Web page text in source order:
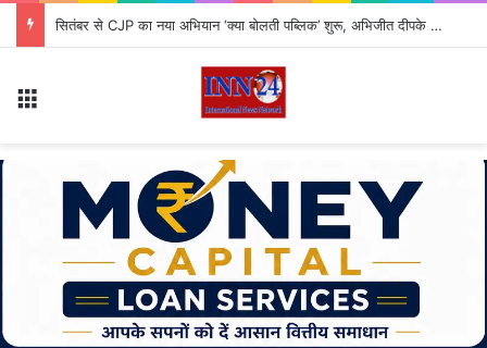
सितंबर से CJP का नया अभियान ‘क्या बोलती पब्लिक’ शुरू, अभिजीत दीपके ने बताया कौन से मुद्दे उठाएगी पार्टी?